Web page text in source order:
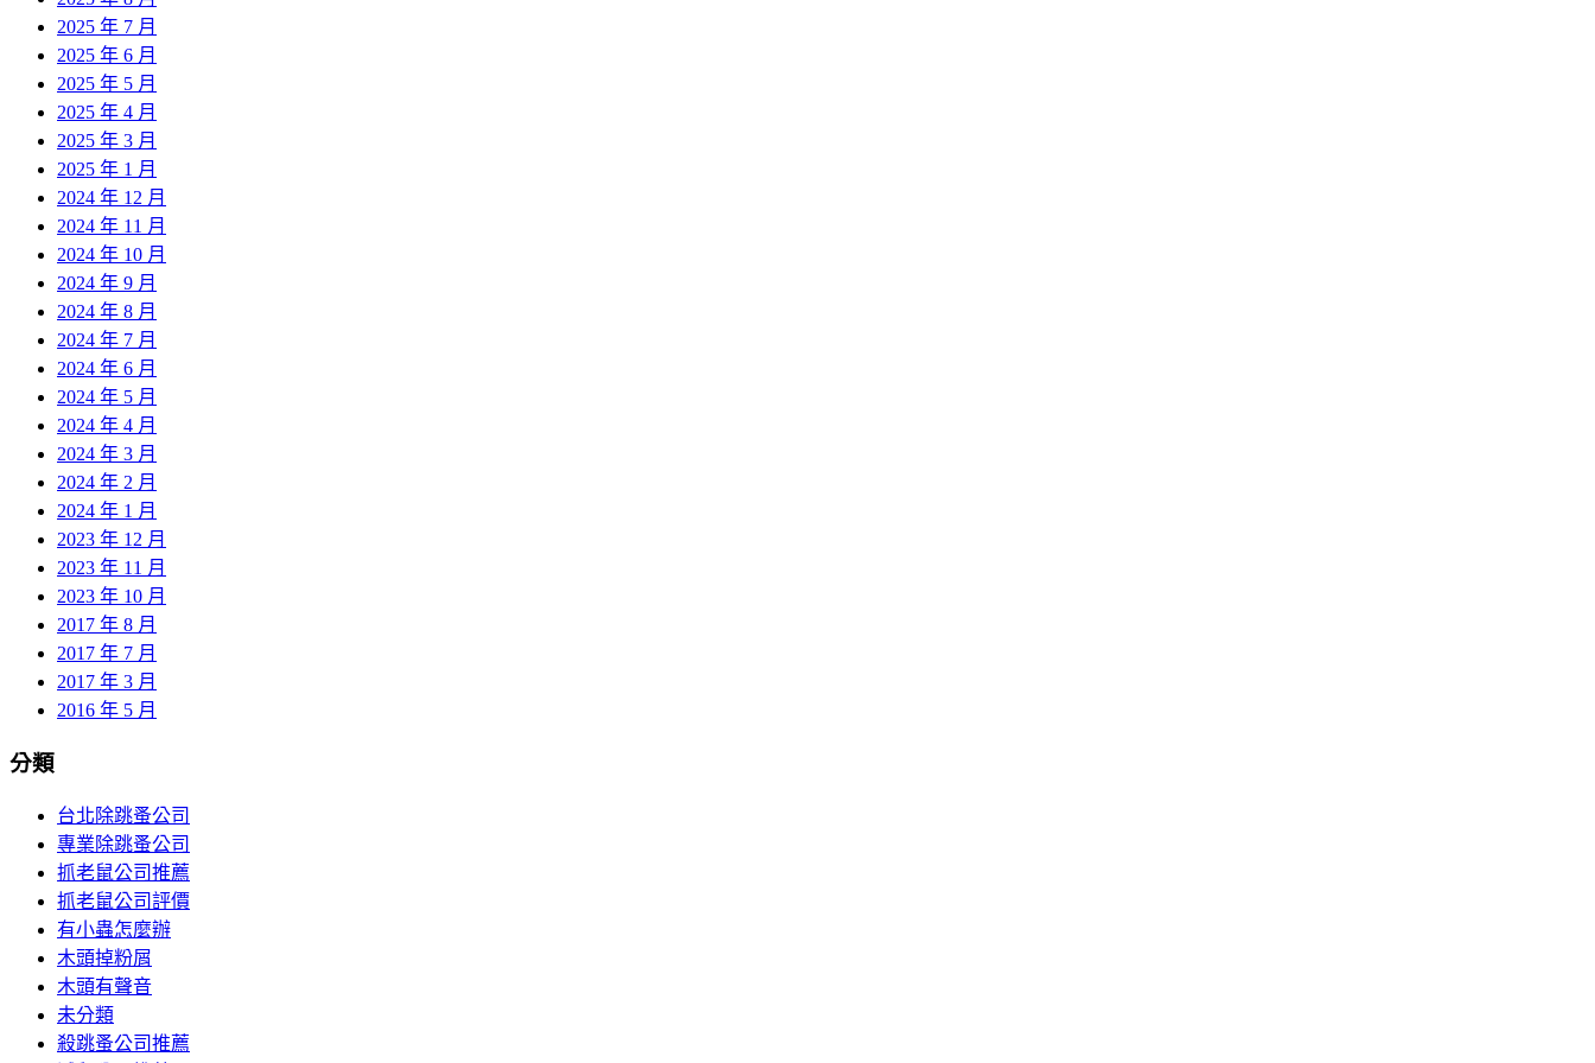
2025 年 7 月
2025 年 6 月
2025 年 5 月
2025 年 4 月
2025 年 3 月
2025 年 1 月
2024 年 12 月
2024 年 11 月
2024 年 10 月
2024 年 9 月
2024 年 8 月
2024 年 7 月
2024 年 6 月
2024 年 5 月
2024 年 4 月
2024 年 3 月
2024 年 2 月
2024 年 1 月
2023 年 12 月
2023 年 11 月
2023 年 10 月
2017 年 8 月
2017 年 7 月
2017 年 3 月
2016 年 5 月
分類
台北除跳蚤公司
專業除跳蚤公司
抓老鼠公司推薦
抓老鼠公司評價
有小蟲怎麼辦
木頭掉粉屑
木頭有聲音
未分類
殺跳蚤公司推薦